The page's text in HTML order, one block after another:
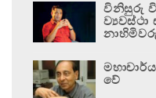
විනිසුරු
වේ